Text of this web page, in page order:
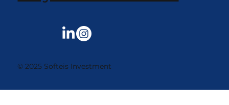
© 2025 Softeis Investment